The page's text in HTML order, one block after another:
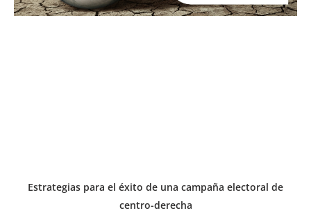
Estrategias para el éxito de una campaña electoral de
centro-derecha